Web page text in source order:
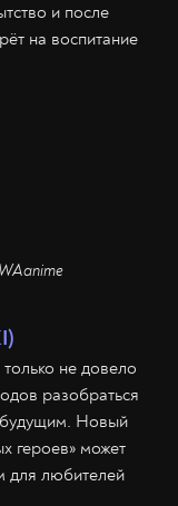
и после
на воспитание
не довело
разобраться
Новый
героев» может
для любителей